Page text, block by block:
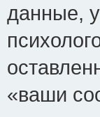
данные,
«ваши